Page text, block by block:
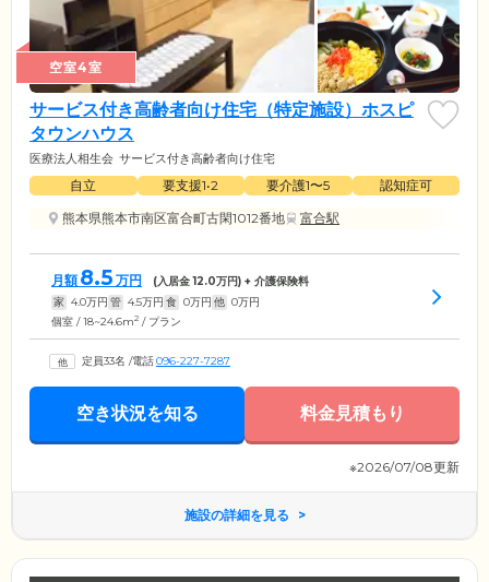
空室4室
サービス付き高齢者向け住宅（特定施設）ホスピ
タウンハウス
医療法人相生会 サービス付き高齢者向け住宅
自立 要支援1•2 要介護1〜5
認知症可
熊本県熊本市南区富合町古閑1012番地
富合駅
月額 8.5 万円 (入居金12.0万円) + 介護保険料
家 4.0万円 管 4.5万円 食 0万円 他 0万円
個室 / 18~24.6m2 / プラン
定員33名 /電話096-227-7287
空き状況を知る 料金見積もり
※2026/07/08更新
施設の詳細を見る